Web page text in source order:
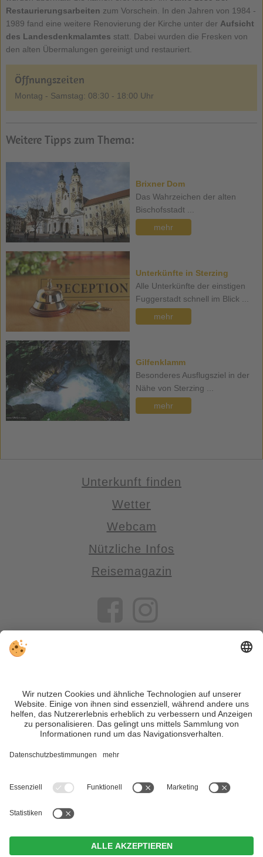
Restaurierungsarbeiten zum Vorschein. In den Jahren von 1984 -
1989 fand eine weitere Renovierung der Kirche unter der Aufsicht
des Landesdenkmalamtes statt. Dabei wurden die Fresken von
den alten Übermalungen gereinigt und restauriert.
Öffnungszeiten
Montag - Samstag: 08:30 - 18:00 Uhr
Weitere Tipps zum Thema:
Brixner Dom
Das Wahrzeichen der alten
Bischofsstadt ...
mehr
Unterkünfte in Sterzing
Alle Unterkünfte der einstigen
Fuggerstadt schnell im Blick ...
mehr
Gilfenklamm
Besonderes Ausflugsziel in der
Nähe von Sterzing ...
mehr
Unterkunft finden
Wetter
Webcam
Nützliche Infos
Reisemagazin
VIVOSüdtirol ist das Reiseportal für alle, die Südtirol nicht nur
besuchen, sondern wirklich erleben wollen – inklusive Tipps,
tollen Unterkünften und Angeboten.
Trotz genauer Arbeit und ständigem Aktualisieren der Inhalte,
Informieren Sie sich sicherheitshalber nochmals beim
Einstellungen | MwSt.-Nr. IT02365710215